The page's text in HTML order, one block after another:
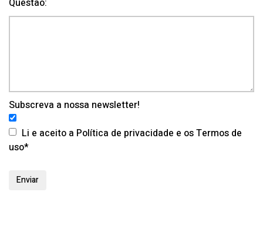
Subscreva a nossa newsletter!
Li e aceito a Política de privacidade e os Termos de
uso*